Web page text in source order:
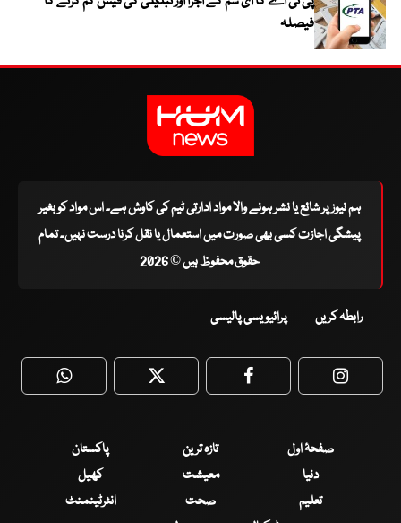
فیصلہ
ہم نیوز پر شائع یا نشر ہونے والا مواد ادارتی ٹیم کی کاوش ہے۔ اس مواد کو بغیر
پیشگی اجازت کسی بھی صورت میں استعمال یا نقل کرنا درست نہیں۔ تمام
حقوق محفوظ ہیں © 2026
رابطہ کریں پرائیویسی پالیسی
WhatsApp Twitter Facebook
صفحۂ اول تازہ ترین
پاکستان
دنیا
معیشت
کھیل
تعلیم
صحت
انٹرٹینمنٹ